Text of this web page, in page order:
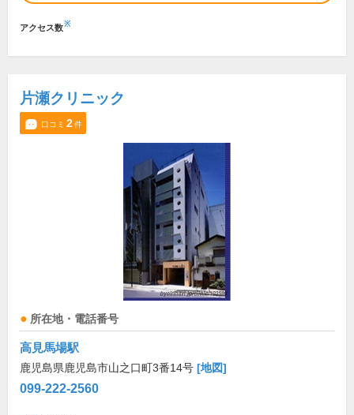
アクセス数※
片瀬クリニック
口コミ 2件
所在地・電話番号
高見馬場駅
鹿児島県鹿児島市山之口町3番14号 [地図]
099-222-2560